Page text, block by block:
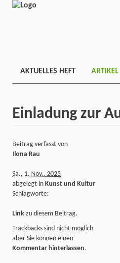
AKTUELLES HEFT ARTIKEL
Einladung zur
Beitrag verfasst von
Ilona Rau
Sa., 1. Nov.. 2025
abgelegt in Kunst und Kultur
Schlagworte:
Link zu diesem Beitrag.
Trackbacks sind nicht möglich
aber Sie können einen
Kommentar hinterlassen.